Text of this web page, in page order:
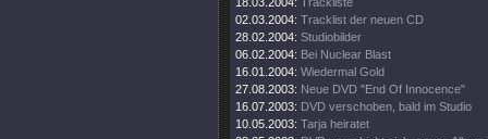
02.03.2004: Tracklist der neuen CD
28.02.2004: Studiobilder
06.02.2004: Bei Nuclear Blast
16.01.2004: Wiedermal Gold
27.08.2003: Neue DVD "End Of Innocence"
16.07.2003: DVD verschoben, bald im Studio
10.05.2003: Tarja heiratet